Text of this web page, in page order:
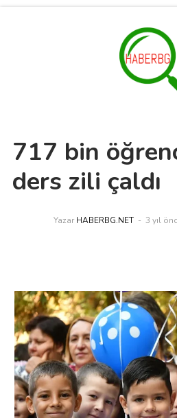
717 bin
ders zili çaldı
Yazar HABERBG.NET 3 yıl